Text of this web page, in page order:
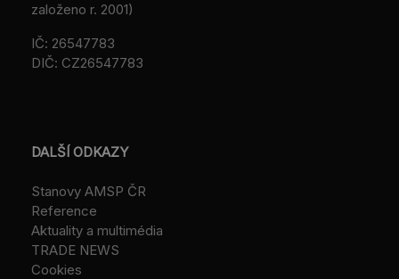
založeno r. 2001)
IČ: 26547783
DIČ: CZ26547783
DALŠÍ ODKAZY
Stanovy AMSP ČR
Reference
Aktuality a multimédia
TRADE NEWS
Cookies